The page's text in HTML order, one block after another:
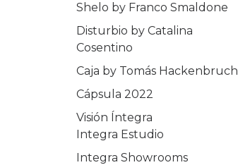
Shelo by Franco Smaldone
Disturbio by Catalina
Cosentino
Caja by Tomás Hackenbruch
Cápsula 2022
Visión Íntegra
Integra Estudio
Integra Showrooms